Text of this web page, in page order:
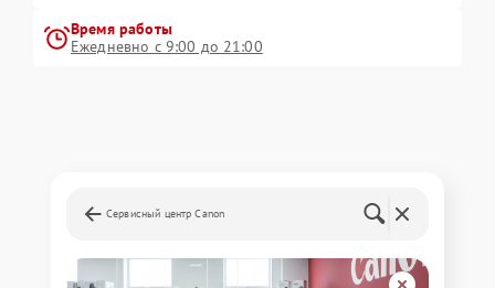
Время работы
Ежедневно с 9:00 до 21:00
Сервисный центр Canon